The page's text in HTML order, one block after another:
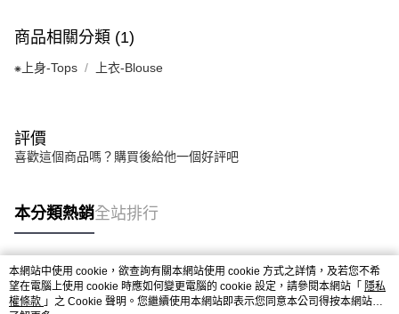
商品相關分類 (1)
⁕上身-Tops 上衣-Blouse
評價
喜歡這個商品嗎？購買後給他一個好評吧
本分類熱銷全站排行
熱門標籤
本網站中使用 cookie，欲查詢有關本網站使用 cookie 方式之詳情，及若您不希
望在電腦上使用 cookie 時應如何變更電腦的 cookie 設定，請參閱本網站「 隱私
權條款 」之 Cookie 聲明。您繼續使用本網站即表示您同意本公司得按本網站使